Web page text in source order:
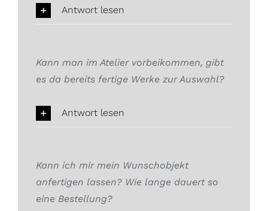
Antwort lesen
Kann man im Atelier vorbeikommen, gibt
es da bereits fertige Werke zur Auswahl?
Antwort lesen
Kann ich mir mein Wunschobjekt
anfertigen lassen? Wie lange dauert so
eine Bestellung?